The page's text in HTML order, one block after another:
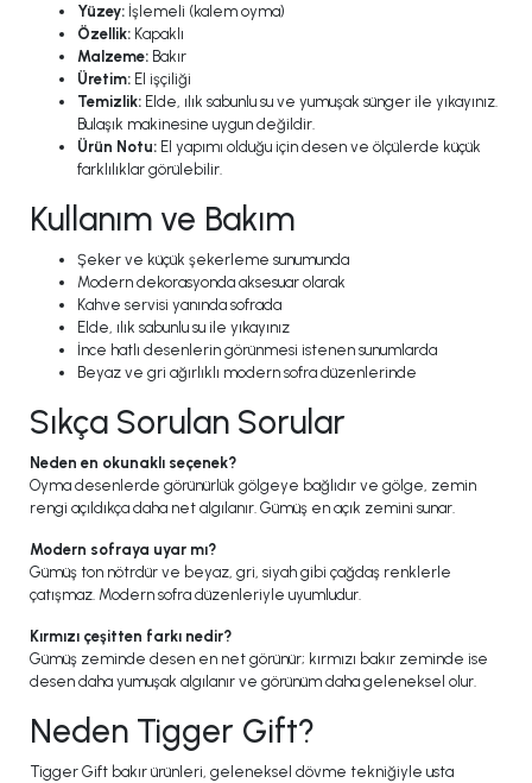
Yüzey: İşlemeli (kalem oyma)
Özellik: Kapaklı
Malzeme: Bakır
Üretim: El işçiliği
Temizlik: Elde, ılık sabunlu su ve yumuşak sünger ile yıkayınız.
Bulaşık makinesine uygun değildir.
Ürün Notu: El yapımı olduğu için desen ve ölçülerde küçük
farklılıklar görülebilir.
Kullanım ve Bakım
Şeker ve küçük şekerleme sunumunda
Modern dekorasyonda aksesuar olarak
Kahve servisi yanında sofrada
Elde, ılık sabunlu su ile yıkayınız
İnce hatlı desenlerin görünmesi istenen sunumlarda
Beyaz ve gri ağırlıklı modern sofra düzenlerinde
Sıkça Sorulan Sorular
Neden en okunaklı seçenek?
Oyma desenlerde görünürlük gölgeye bağlıdır ve gölge, zemin
rengi açıldıkça daha net algılanır. Gümüş en açık zemini sunar.
Modern sofraya uyar mı?
Gümüş ton nötrdür ve beyaz, gri, siyah gibi çağdaş renklerle
çatışmaz. Modern sofra düzenleriyle uyumludur.
Kırmızı çeşitten farkı nedir?
Gümüş zeminde desen en net görünür; kırmızı bakır zeminde ise
desen daha yumuşak algılanır ve görünüm daha geleneksel olur.
Neden Tigger Gift?
Tigger Gift bakır ürünleri, geleneksel dövme tekniğiyle usta